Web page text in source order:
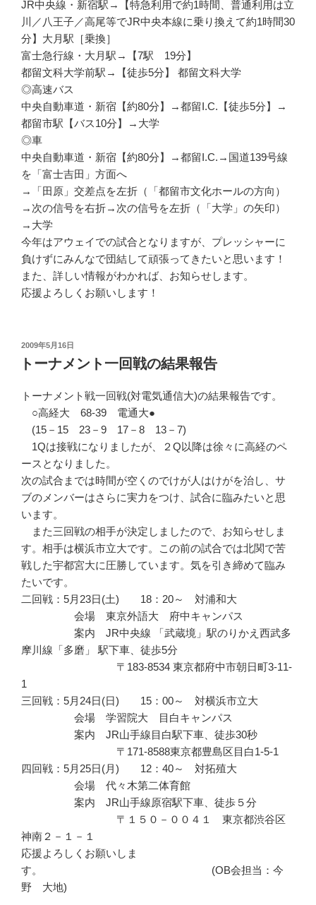
JR中央線・新宿駅→【特急利用で約1時間、普通利用は立
川／八王子／高尾等でJR中央本線に乗り換えて約1時間30
分】大月駅［乗換］
富士急行線・大月駅→【7駅 19分】
都留文科大学前駅→【徒歩5分】 都留文科大学
◎高速バス
中央自動車道・新宿【約80分】→都留I.C.【徒歩5分】→
都留市駅【バス10分】→大学
◎車
中央自動車道・新宿【約80分】→都留I.C.→国道139号線
を「富士吉田」方面へ
→「田原」交差点を左折（「都留市文化ホールの方向）
→次の信号を右折→次の信号を左折（「大学」の矢印）
→大学
今年はアウェイでの試合となりますが、プレッシャーに
負けずにみんなで団結して頑張ってきたいと思います！
また、詳しい情報がわかれば、お知らせします。
応援よろしくお願いします！
投
稿
日:
2009年5月16日
トーナメント一回戦の結果報告
トーナメント戦一回戦(対電気通信大)の結果報告です。
○高経大 68‐39 電通大●
(15－15 23－9 17－8 13－7)
1Qは接戦になりましたが、２Q以降は徐々に高経のペ
ースとなりました。
次の試合までは時間が空くのでけが人はけがを治し、サ
ブのメンバーはさらに実力をつけ、試合に臨みたいと思
います。
また三回戦の相手が決定しましたので、お知らせしま
す。相手は横浜市立大です。この前の試合では北関で苦
戦した宇都宮大に圧勝しています。気を引き締めて臨み
たいです。
二回戦：5月23日(土) 18：20～ 対浦和大
会場 東京外語大 府中キャンパス
案内 JR中央線 「武蔵境」駅のりかえ西武多
摩川線「多磨」 駅下車、徒歩5分
〒183-8534 東京都府中市朝日町3-11-
1
三回戦：5月24日(日) 15：00～ 対横浜市立大
会場 学習院大 目白キャンパス
案内 JR山手線目白駅下車、徒歩30秒
〒171-8588東京都豊島区目白1-5-1
四回戦：5月25日(月) 12：40～ 対拓殖大
会場 代々木第二体育館
案内 JR山手線原宿駅下車、徒歩５分
〒１５０－００４１ 東京都渋谷区
神南２－１－１
応援よろしくお願いしま
す。 (OB会担当：今
野 大地)